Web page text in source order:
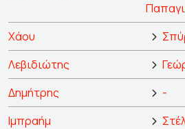
Χάου
Λεβιδιώτης
Δημήτρης
-
Ιμπραήμ